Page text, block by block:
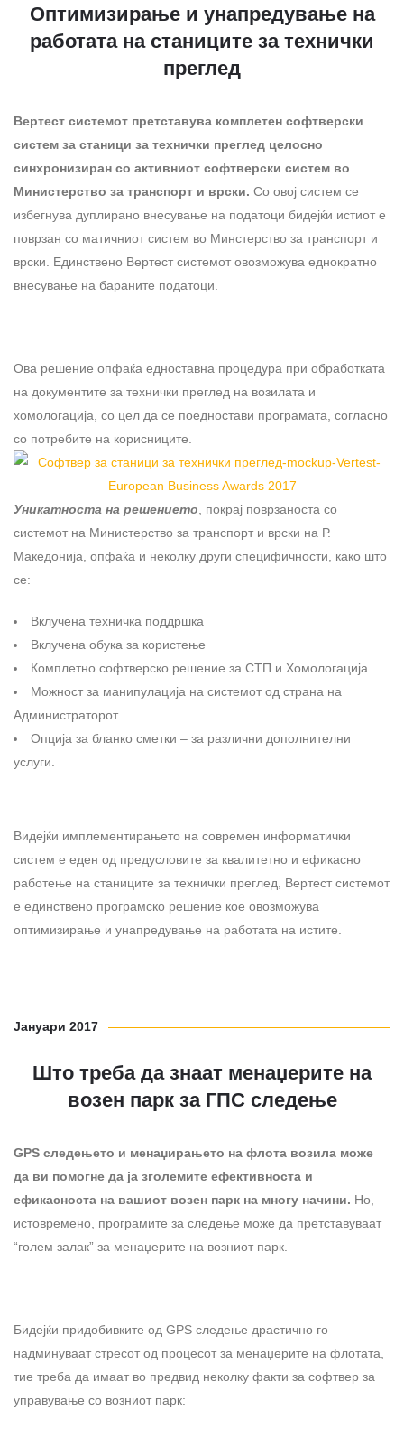
Оптимизирање и унапредување на
работата на станиците за технички
преглед
Вертест системот претставува комплетен софтверски
систем за станици за технички преглед целосно
синхронизиран со активниот софтверски систем во
Министерство за транспорт и врски. Со овој систем се
избегнува дуплирано внесување на податоци бидејќи истиот е
поврзан со матичниот систем во Минстерство за транспорт и
врски. Единствено Вертест системот овозможува еднократно
внесување на бараните податоци.
Ова решение опфаќа едноставна процедура при обработката
на документите за технички преглед на возилата и
хомологација, со цел да се поедностави програмата, согласно
со потребите на корисниците.
Уникатноста на решението , покрај поврзаноста со
системот на Министерство за транспорт и врски на Р.
Македонија, опфаќа и неколку други специфичности, како што
се:
Вклучена техничка поддршка
Вклучена обука за користење
Комплетно софтверско решение за СТП и Хомологација
Можност за манипулација на системот од страна на
Администраторот
Опција за бланко сметки – за различни дополнителни
услуги.
Видејќи имплементирањето на современ информатички
систем е еден од предусловите за квалитетно и ефикасно
работење на станиците за технички преглед, Вертест системот
е единствено програмско решение кое овозможува
оптимизирање и унапредување на работата на истите.
Јануари 2017
Што треба да знаат менаџерите на
возен парк за ГПС следење
GPS следењето и менаџирањето на флота возила може
да ви помогне да ја зголемите ефективноста и
ефикасноста на вашиот возен парк на многу начини. Но,
истовремено, програмите за следење може да претставуваат
“голем залак” за менаџерите на возниот парк.
Бидејќи придобивките од GPS следење драстично го
надминуваат стресот од процесот за менаџерите на флотата,
тие треба да имаат во предвид неколку факти за софтвер за
управување со возниот парк: